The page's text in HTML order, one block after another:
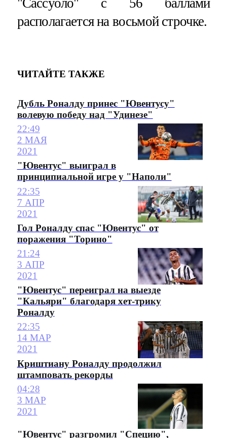
располагается на восьмой строчке.
ЧИТАЙТЕ ТАКЖЕ
Дубль Роналду принес "Ювентусу"
волевую победу над "Удинезе"
22:49
2 МАЯ
2021
"Ювентус" выиграл в
принципиальной игре у "Наполи"
22:35
7 АПР
2021
Гол Роналду спас "Ювентус" от
поражения "Торино"
21:24
3 АПР
2021
"Ювентус" переиграл на выезде
"Кальяри" благодаря хет-трику
Роналду
22:35
14 МАР
2021
Криштиану Роналду продолжил
штамповать рекорды
04:28
3 МАР
2021
"Ювентус" разгромил "Специю",